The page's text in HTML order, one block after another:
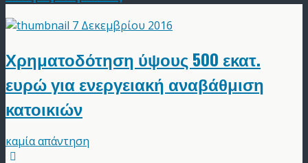
7 Δεκεμβρίου 2016
Χρηματοδότηση ύψους 500 εκατ.
ευρώ για ενεργειακή αναβάθμιση
κατοικιών
καμία απάντηση